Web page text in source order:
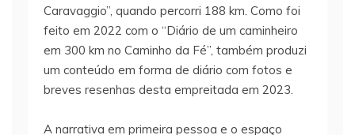
Caravaggio”, quando percorri 188 km. Como foi
feito em 2022 com o “Diário de um caminheiro
em 300 km no Caminho da Fé”, também produzi
um conteúdo em forma de diário com fotos e
breves resenhas desta empreitada em 2023.
A narrativa em primeira pessoa e o espaço